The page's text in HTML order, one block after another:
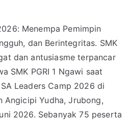
Menempa Pemimpin
dan Berintegritas. SMK
dan antusiasme terpancar
SMK PGRI 1 Ngawi saat
Leaders Camp 2026 di
Angicipi Yudha, Jrubong,
2026. Sebanyak 75 peserta